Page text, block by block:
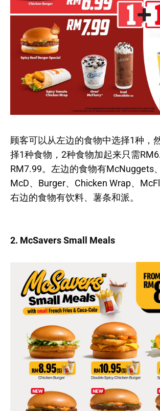
顾客可以从左边的食物中选择1种，
择1种食物，2种食物加起来只需
RM7.99。左边的食物有McNuggets
McD、Burger、Chicken Wrap、
右边的食物有饮料、薯条和派。
2. McSavers Small Meals